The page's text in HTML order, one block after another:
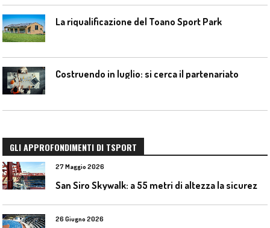
La riqualificazione del Toano Sport Park
Costruendo in luglio: si cerca il partenariato
GLI APPROFONDIMENTI DI TSPORT
27 Maggio 2026
26 Giugno 2026